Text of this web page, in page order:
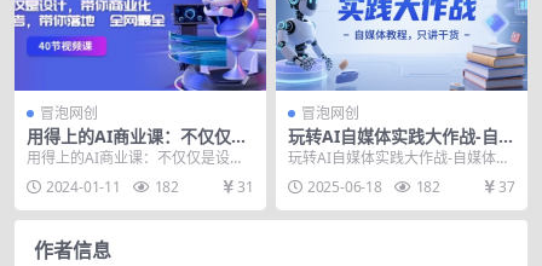
冒泡网创
用得上的AI商业课：不仅仅是
设计，带你商业化-带你思考-
带你落地-全网最全
用得上的AI商业课：不仅仅是设
计，带你商业化-带你思考-带你落
地-全网最全 课程...
2024-01-11 182 31
冒泡网创
玩转AI自媒体实践大作战-自媒
体教程，只讲干货
玩转AI自媒体实践大作战-自媒体教
程，只讲干货 课程内容： 1-1前言
2-2认...
2025-06-18 182 37
作者信息